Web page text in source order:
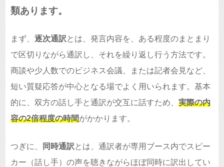
類あります。
まず、 逐次通訳 とは、発言内容を、ある程度のまとまり
で区切りながら通訳し、それを繰り返し行う方法です。
商談や少人数でのビジネス会議、または記者会見など、
短い質疑応答が中心となる場でよく用いられます。基本
的に、双方の話し手と通訳が交互に話すため、 実際の内
容の2倍程度の時間がかかります。
つぎに、 同時通訳 とは、通訳者が専用ブース内でスピー
カー（話し手）の声を聴きながらほぼ同時に訳出してい